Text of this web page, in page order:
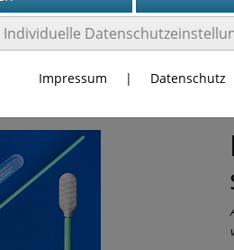
AGB
Isohelix
Individuelle
Impressum | Datenschutz